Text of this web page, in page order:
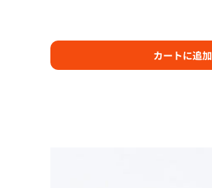
カートに追加